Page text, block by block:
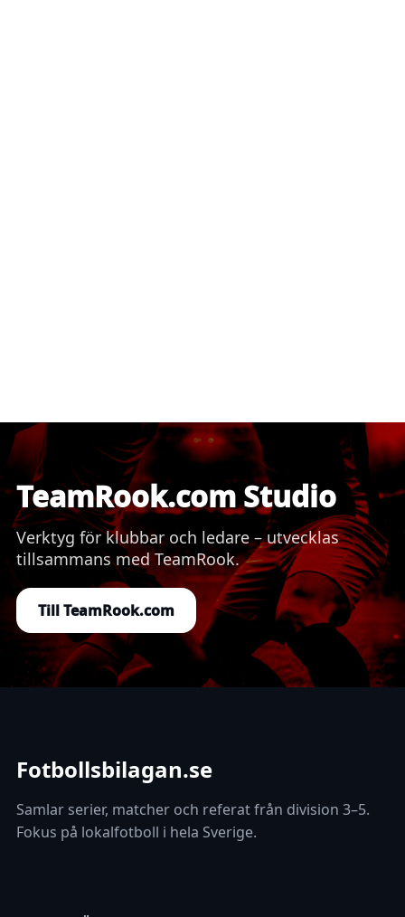
TeamRook.com Studio
Verktyg för klubbar och ledare – utvecklas
tillsammans med TeamRook.
Till TeamRook.com
Fotbollsbilagan.se
Samlar serier, matcher och referat från division 3–5.
Fokus på lokalfotboll i hela Sverige.